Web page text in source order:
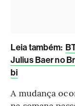
Leia também:
Julius Baer no
bi
A mudança